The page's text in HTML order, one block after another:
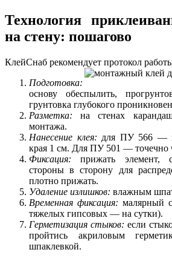
Технология
на стену: пошагово
КлейСнаб рекомендует протокол
Подготовка:
основу обеспылить,
грунтовка глубокого
Разметка:на стенах
монтажа.
Нанесение клея: для ПУ 566 —
края 1 см. Для ПУ 501 — точечно
Фиксация:прижать элемент,
стороны в сторону для
плотно прижать.
Удаление излишков: влажным
Временная фиксация: малярный
тяжелых гипсовых — на сутки).
Герметизация стыков: если
пройтись акриловым
шпаклевкой.